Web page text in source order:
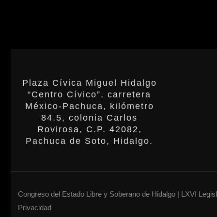
Plaza Cívica Miguel Hidalgo
“Centro Cívico”, carretera
México-Pachuca, kilómetro
84.5, colonia Carlos
Rovirosa, C.P. 42082,
Pachuca de Soto, Hidalgo.
Congreso del Estado Libre y Soberano de Hidalgo | LXVI
Privacidad